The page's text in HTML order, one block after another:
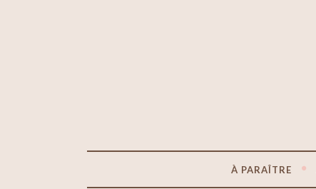
À PARAÎTRE